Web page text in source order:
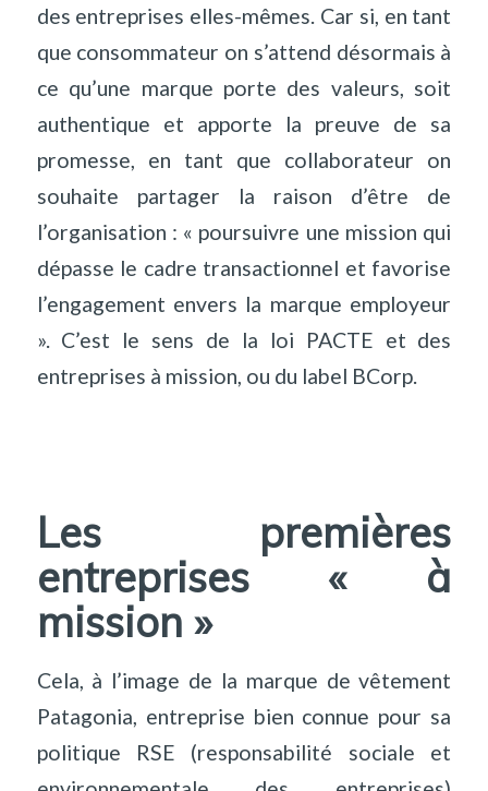
des entreprises elles-mêmes. Car si, en tant
que consommateur on s’attend désormais à
ce qu’une marque porte des valeurs, soit
authentique et apporte la preuve de sa
promesse, en tant que collaborateur on
souhaite partager la raison d’être de
l’organisation : « poursuivre une mission qui
dépasse le cadre transactionnel et favorise
l’engagement envers la marque employeur
». C’est le sens de la loi PACTE et des
entreprises à mission, ou du label BCorp.
Les premières
entreprises « à
mission »
Cela, à l’image de la marque de vêtement
Patagonia, entreprise bien connue pour sa
politique RSE (responsabilité sociale et